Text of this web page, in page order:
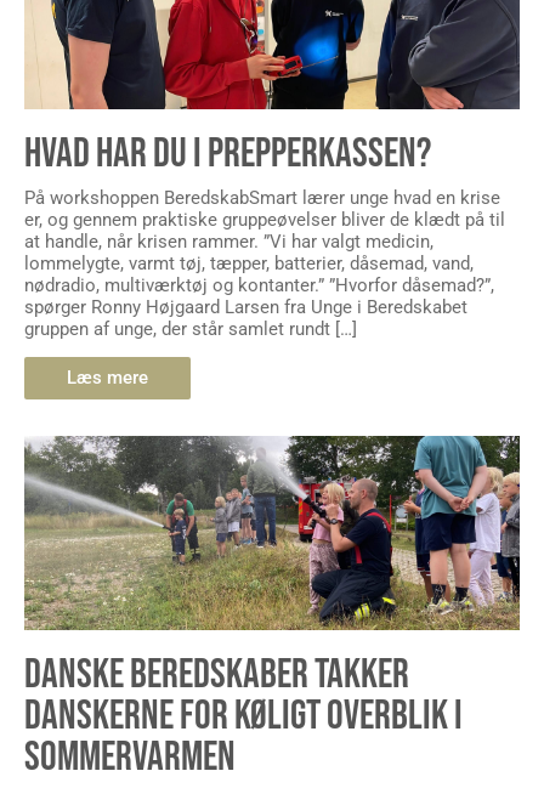
HVAD HAR DU I PREPPERKASSEN?
På workshoppen BeredskabSmart lærer unge hvad en krise
er, og gennem praktiske gruppeøvelser bliver de klædt på til
at handle, når krisen rammer. ”Vi har valgt medicin,
lommelygte, varmt tøj, tæpper, batterier, dåsemad, vand,
nødradio, multiværktøj og kontanter.” ”Hvorfor dåsemad?”,
spørger Ronny Højgaard Larsen fra Unge i Beredskabet
gruppen af unge, der står samlet rundt […]
Læs mere
DANSKE BEREDSKABER TAKKER
DANSKERNE FOR KØLIGT OVERBLIK I
SOMMERVARMEN